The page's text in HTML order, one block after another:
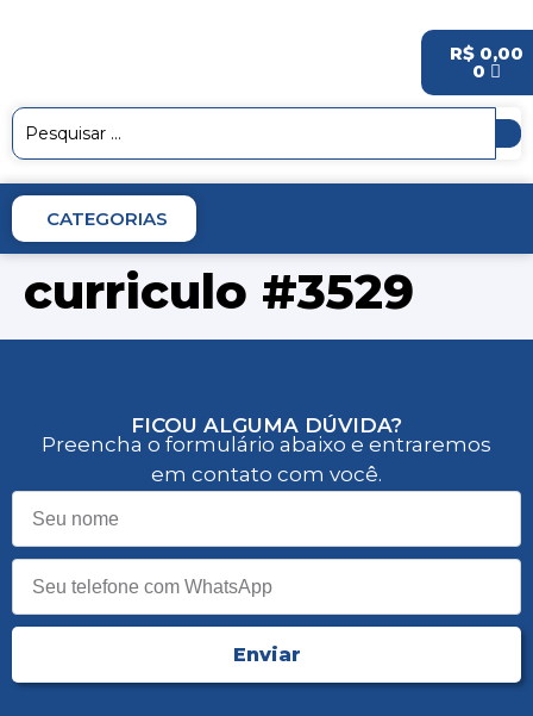
R$0,00
0
CATEGORIAS
curriculo #3529
FICOU ALGUMA DÚVIDA?
Preencha o formulário abaixo e entraremos
em contato com você.
Enviar